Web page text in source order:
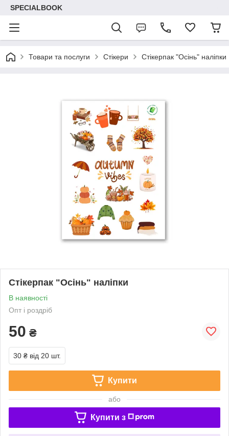
SPECIALBOOK
Товари та послуги Стікери Стікерпак "Осінь" наліпки
Стікерпак "Осінь" наліпки
В наявності
Опт і роздріб
50 ₴
30 ₴ від 20 шт.
Купити
або
Купити з